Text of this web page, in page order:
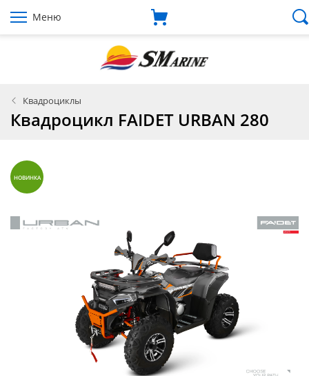
Меню
Квадроциклы
Квадроцикл FAIDET URBAN 280
НОВИНКА